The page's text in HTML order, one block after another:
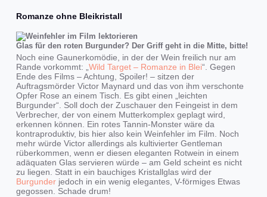
Romanze ohne Bleikristall
Glas für den roten Burgunder? Der Griff geht in die Mitte, bitte!
Noch eine Gaunerkomödie, in der der Wein freilich nur am
Rande vorkommt: „Wild Target – Romanze in Blei“. Gegen
Ende des Films – Achtung, Spoiler! – sitzen der
Auftragsmörder Victor Maynard und das von ihm verschonte
Opfer Rose an einem Tisch. Es gibt einen „leichten
Burgunder“. Soll doch der Zuschauer den Feingeist in dem
Verbrecher, der von einem Mutterkomplex geplagt wird,
erkennen können. Ein rotes Tannin-Monster wäre da
kontraproduktiv, bis hier also kein Weinfehler im Film. Noch
mehr würde Victor allerdings als kultivierter Gentleman
rüberkommen, wenn er diesen eleganten Rotwein in einem
adäquaten Glas servieren würde – am Geld scheint es nicht
zu liegen. Statt in ein bauchiges Kristallglas wird der
Burgunderjedoch in ein wenig elegantes, V-förmiges Etwas
gegossen. Schade drum!